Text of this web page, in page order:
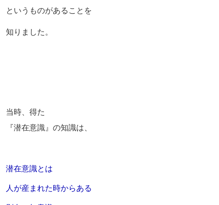
というものがあることを
知りました。
当時、得た
『潜在意識』の知識は、
潜在意識とは
人が産まれた時からある